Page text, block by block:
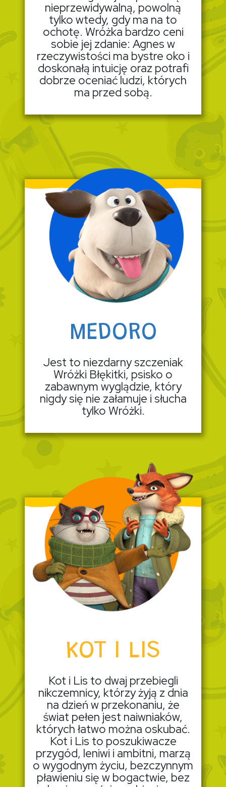
nieprzewidywalną, powolną
tylko wtedy, gdy ma na to
ochotę. Wróżka bardzo ceni
sobie jej zdanie: Agnes w
rzeczywistości ma bystre oko i
doskonałą intuicję oraz potrafi
dobrze oceniać ludzi, których
ma przed sobą.
MEDORO
Jest to niezdarny szczeniak
Wróżki Błękitki, psisko o
zabawnym wyglądzie, który
nigdy się nie załamuje i słucha
tylko Wróżki.
KOT I LIS
Kot i Lis to dwaj przebiegli
nikczemnicy, którzy żyją z dnia
na dzień w przekonaniu, że
świat pełen jest naiwniaków,
których łatwo można oskubać.
Kot i Lis to poszukiwacze
przygód, leniwi i ambitni, marzą
o wygodnym życiu, bezczynnym
pławieniu się w bogactwie, bez